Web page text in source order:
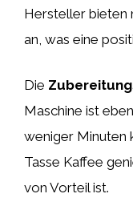
Hersteller bieten
an, was eine
Die
Maschine ist
weniger Minuten
Tasse Kaffee
von Vorteil ist.